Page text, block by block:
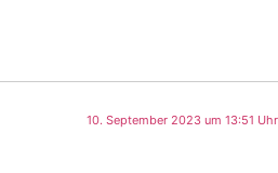
10. September 2023 um 13:51 Uhr